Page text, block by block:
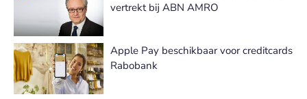
vertrekt bij ABN AMRO
Apple Pay beschikbaar voor creditcards
Rabobank